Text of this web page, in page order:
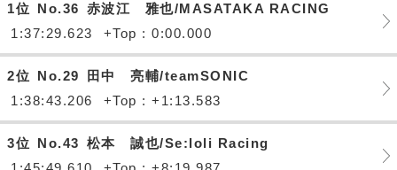
1位 No.36 赤波江 雅也/MASATAKA RACING
1:37:29.623
+Top : 0:00.000
2位 No.29
田中 亮輔/teamSONIC
1:38:43.206
+Top : +1:13.583
3位 No.43 松本 誠也/Se:loli Racing